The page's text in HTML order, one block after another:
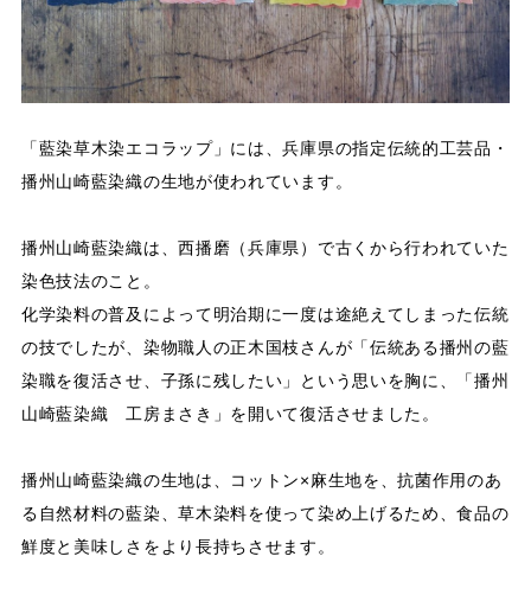
「藍染草木染エコラップ」には、兵庫県の指定伝統的工芸品・
播州山崎藍染織の生地が使われています。
播州山崎藍染織は、西播磨（兵庫県）で古くから行われていた
染色技法のこと。
化学染料の普及によって明治期に一度は途絶えてしまった伝統
の技でしたが、染物職人の正木国枝さんが「伝統ある播州の藍
染職を復活させ、子孫に残したい」という思いを胸に、「播州
山崎藍染織 工房まさき」を開いて復活させました。
播州山崎藍染織の生地は、コットン×麻生地を、抗菌作用のあ
る自然材料の藍染、草木染料を使って染め上げるため、食品の
鮮度と美味しさをより長持ちさせます。